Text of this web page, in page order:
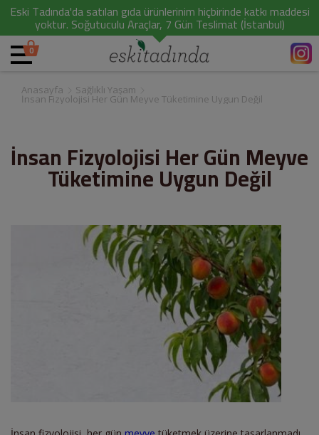
Eski Tadında'da satılan gıda ürünlerinim hiçbirinde katkı maddesi
yoktur. Soğutuculu Araçlar, 7 Gün Teslimat (İstanbul)
0
Anasayfa Sağlıklı Yaşam
İnsan Fizyolojisi Her Gün Meyve Tüketimine Uygun Değil
İnsan Fizyolojisi Her Gün Meyve
Tüketimine Uygun Değil